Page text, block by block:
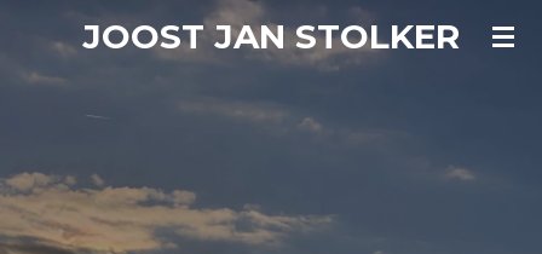
JOOST JAN STOLKER